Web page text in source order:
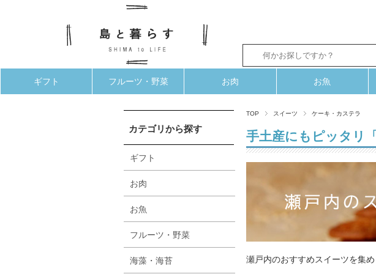
ギフト フルーツ・野菜 お肉 お魚
TOP スイーツ ケーキ・カステラ
手土産にもピッタリ
瀬戸内のおすすめスイーツを集
カテゴリから探す
ギフト
お肉
お魚
フルーツ・野菜
海藻・海苔